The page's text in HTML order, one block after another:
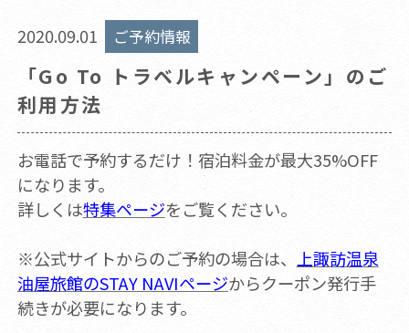
2020.09.01 ご予約情報
「Go To トラベルキャンペーン」のご
利用方法
お電話で予約するだけ！宿泊料金が最大35%OFF
になります。
詳しくは特集ページをご覧ください。
※公式サイトからのご予約の場合は、
上諏訪温泉
油屋旅館のSTAY NAVIページからクーポン発行手
続きが必要になります。